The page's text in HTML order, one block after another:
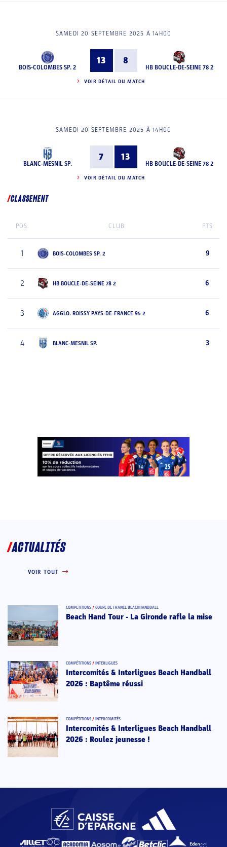
SAMEDI 20 SEPTEMBRE 2025 À 14H00
BOIS-COLOMBES SP. 2
13 8
HB BOUCLE-DE-SEINE 78 2
VOIR DÉTAIL DU MATCH
SAMEDI 20 SEPTEMBRE 2025 À 14H00
BLANC-MESNIL SP.
7 13
HB BOUCLE-DE-SEINE 78 2
VOIR DÉTAIL DU MATCH
CLASSEMENT
POS. CLUB PTS
1 BOIS-COLOMBES SP. 2 9
2 HB BOUCLE-DE-SEINE 78 2 6
3 AGGLO. ROISSY PAYS-DE-FRANCE 95 2 6
4 BLANC-MESNIL SP. 3
ACTUALITÉS
VOIR TOUT
COMPÉTITIONS / COUPE DE FRANCE BEACHHANDBALL
Beach Hand Tour - La Gironde rafle la mise
COMPÉTITIONS / INTERLIGUES
Intercomités & Interligues Beach Handball
2026 : Baptême réussi
COMPÉTITIONS / INTERCOMITÉS
Intercomités & Interligues Beach Handball
2026 : Roulez jeunesse !